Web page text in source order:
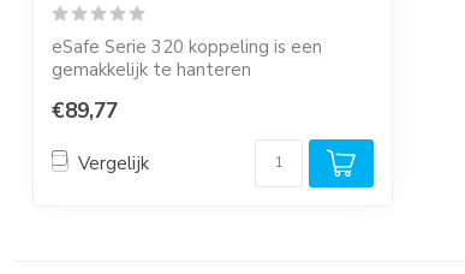
eSafe Serie 320 koppeling is een
gemakkelijk te hanteren
€89,77
Vergelijk